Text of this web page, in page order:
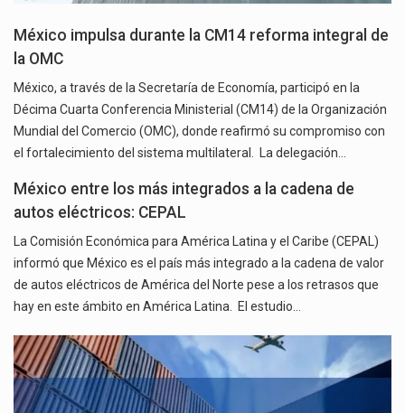
México impulsa durante la CM14 reforma integral de
la OMC
México, a través de la Secretaría de Economía, participó en la
Décima Cuarta Conferencia Ministerial (CM14) de la Organización
Mundial del Comercio (OMC), donde reafirmó su compromiso con
el fortalecimiento del sistema multilateral. La delegación…
México entre los más integrados a la cadena de
autos eléctricos: CEPAL
La Comisión Económica para América Latina y el Caribe (CEPAL)
informó que México es el país más integrado a la cadena de valor
de autos eléctricos de América del Norte pese a los retrasos que
hay en este ámbito en América Latina. El estudio…